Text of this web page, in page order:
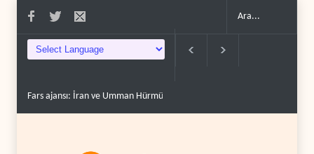
ajansı: İran ve Umman Hürmüz Boğazı için geçiş..